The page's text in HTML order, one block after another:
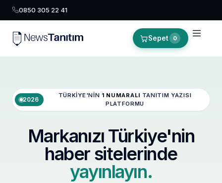
0850 305 22 41
Sepet 0
2026
TÜRKIYE'NIN 1 NUMARALI TANITIM YAZISI
PLATFORMU
Markanızı Türkiye'nin
haber sitelerinde
yayınlayın.